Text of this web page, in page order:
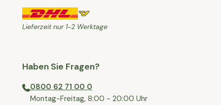
Lieferzeit nur 1-2 Werktage
Haben Sie Fragen?
0800 62 71 00 0
⁠⁠Montag-Freitag, 8:00 - 20:00 Uhr